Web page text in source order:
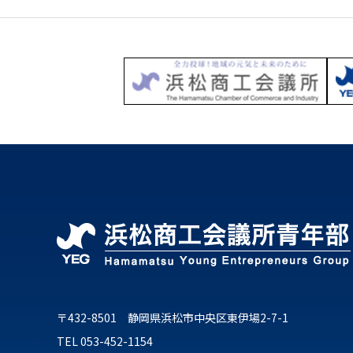
〒432-8501 静岡県浜松市中央区東伊場2-7-1
TEL 053-452-1154